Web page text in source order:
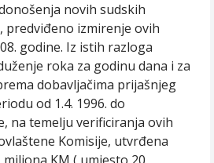
novih sudskih
predviđeno izmirenje ovih
godine. Iz istih razloga
roka za godinu dana i za
dobavljačima prijašnjeg
od 1.4. 1996. do
na temelju verificiranja ovih
Komisije, utvrđena